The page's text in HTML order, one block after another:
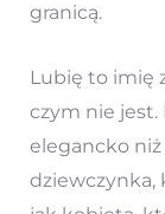
granicą.
Lubię to imię
czym nie
elegancko
dziewczynka,